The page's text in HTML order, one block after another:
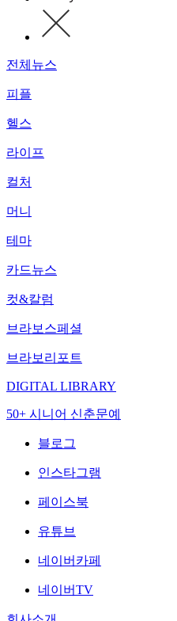
전체뉴스
피플
헬스
라이프
컬처
머니
테마
카드뉴스
컷&칼럼
브라보스페셜
브라보리포트
DIGITAL LIBRARY
50+ 시니어 신춘문예
블로그
인스타그램
페이스북
유튜브
네이버카페
네이버TV